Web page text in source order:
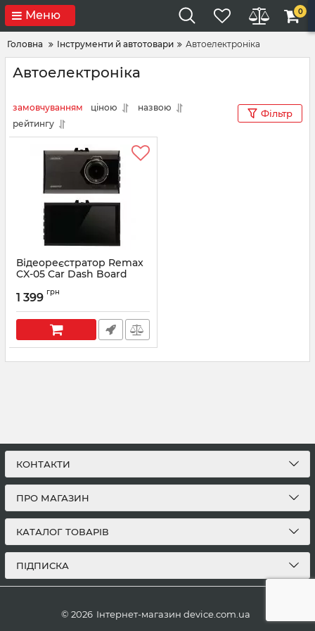
Меню 0
Головна Інструменти й автотовари Автоелектроніка
Автоелектроніка
замовчуванням ціною
назвою
рейтингу
Фільтр
Відеореєстратор Remax
CX-05 Car Dash Board
(6954851289586)
Артикул: 6954851289586
1 399 грн
КОНТАКТИ
ПРО МАГАЗИН
КАТАЛОГ ТОВАРІВ
ПІДПИСКА
© 2026 Інтернет-магазин device.com.ua